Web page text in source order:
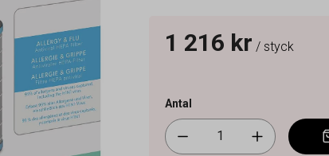
1 216 kr / styck
Antal